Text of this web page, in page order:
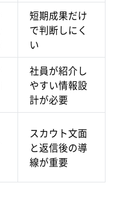
短期成果だけ
で判断しにく
い
社員が紹介し
やすい情報設
計が必要
スカウト文面
と返信後の導
線が重要